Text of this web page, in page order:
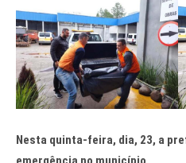
Nesta quinta-feira, dia, 23, a